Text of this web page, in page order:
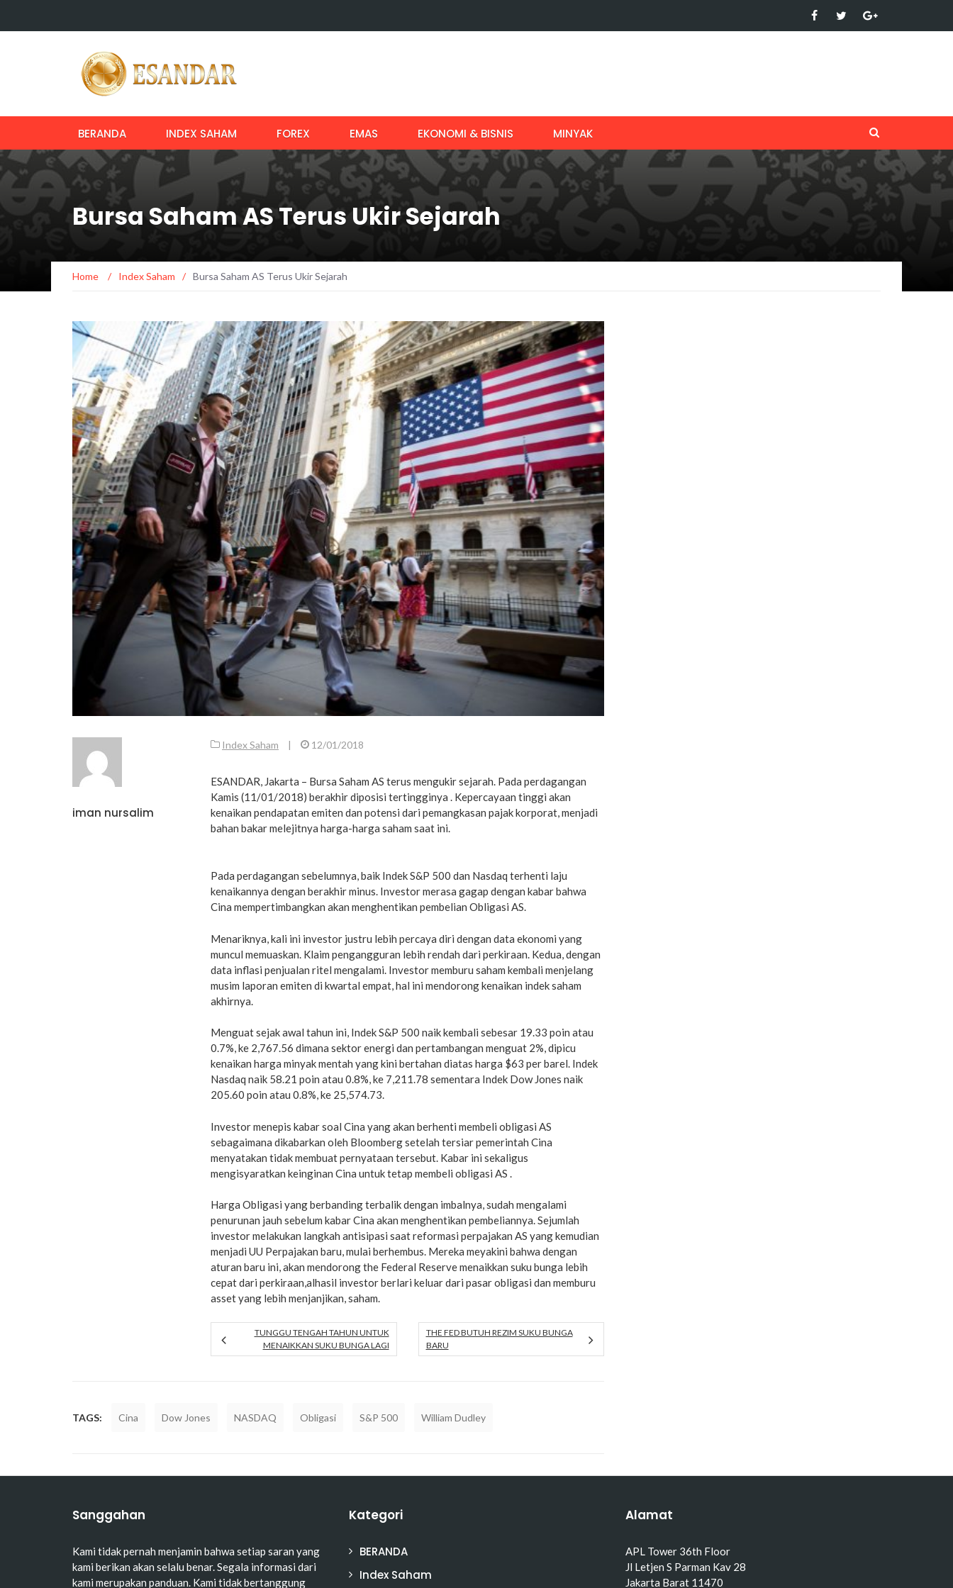
BERANDA INDEX SAHAM FOREX EMAS EKONOMI & BISNIS MINYAK
Bursa Saham AS Terus Ukir Sejarah
Home / Index Saham / Bursa Saham AS Terus Ukir Sejarah
iman nursalim
Index Saham | 12/01/2018
ESANDAR, Jakarta – Bursa Saham AS terus mengukir sejarah. Pada perdagangan
Kamis (11/01/2018) berakhir diposisi tertingginya . Kepercayaan tinggi akan
kenaikan pendapatan emiten dan potensi dari pemangkasan pajak korporat, menjadi
bahan bakar melejitnya harga-harga saham saat ini.
Pada perdagangan sebelumnya, baik Indek S&P 500 dan Nasdaq terhenti laju
kenaikannya dengan berakhir minus. Investor merasa gagap dengan kabar bahwa
Cina mempertimbangkan akan menghentikan pembelian Obligasi AS.
Menariknya, kali ini investor justru lebih percaya diri dengan data ekonomi yang
muncul memuaskan. Klaim pengangguran lebih rendah dari perkiraan. Kedua, dengan
data inflasi penjualan ritel mengalami. Investor memburu saham kembali menjelang
musim laporan emiten di kwartal empat, hal ini mendorong kenaikan indek saham
akhirnya.
Menguat sejak awal tahun ini, Indek S&P 500 naik kembali sebesar 19.33 poin atau
0.7%, ke 2,767.56 dimana sektor energi dan pertambangan menguat 2%, dipicu
kenaikan harga minyak mentah yang kini bertahan diatas harga $63 per barel. Indek
Nasdaq naik 58.21 poin atau 0.8%, ke 7,211.78 sementara Indek Dow Jones naik
205.60 poin atau 0.8%, ke 25,574.73.
Investor menepis kabar soal Cina yang akan berhenti membeli obligasi AS
sebagaimana dikabarkan oleh Bloomberg setelah tersiar pemerintah Cina
menyatakan tidak membuat pernyataan tersebut. Kabar ini sekaligus
mengisyaratkan keinginan Cina untuk tetap membeli obligasi AS .
Harga Obligasi yang berbanding terbalik dengan imbalnya, sudah mengalami
penurunan jauh sebelum kabar Cina akan menghentikan pembeliannya. Sejumlah
investor melakukan langkah antisipasi saat reformasi perpajakan AS yang kemudian
menjadi UU Perpajakan baru, mulai berhembus. Mereka meyakini bahwa dengan
aturan baru ini, akan mendorong the Federal Reserve menaikkan suku bunga lebih
cepat dari perkiraan,alhasil investor berlari keluar dari pasar obligasi dan memburu
asset yang lebih menjanjikan, saham.
TUNGGU TENGAH TAHUN UNTUK
MENAIKKAN SUKU BUNGA LAGI
THE FED BUTUH REZIM SUKU BUNGA
BARU
TAGS: Cina Dow Jones NASDAQ Obligasi S&P 500 William Dudley
Sanggahan
Kami tidak pernah menjamin bahwa setiap saran yang
kami berikan akan selalu benar. Segala informasi dari
kami merupakan panduan. Kami tidak bertanggung
Kategori
BERANDA
Index Saham
Alamat
APL Tower 36th Floor
Jl Letjen S Parman Kav 28
Jakarta Barat 11470